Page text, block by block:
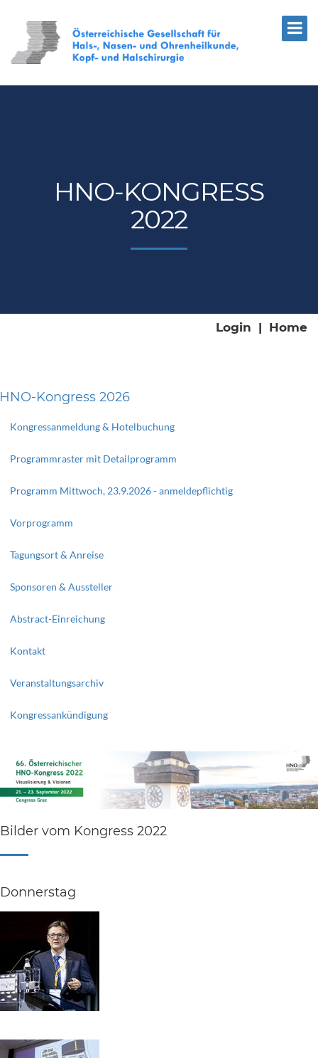
HNO-KONGRESS
2022
Login | Home
HNO-Kongress 2026
Kongressanmeldung & Hotelbuchung
Programmraster mit Detailprogramm
Programm Mittwoch, 23.9.2026 - anmeldepflichtig
Vorprogramm
Tagungsort & Anreise
Sponsoren & Aussteller
Abstract-Einreichung
Kontakt
Veranstaltungsarchiv
Kongressankündigung
Bilder vom Kongress 2022
Donnerstag